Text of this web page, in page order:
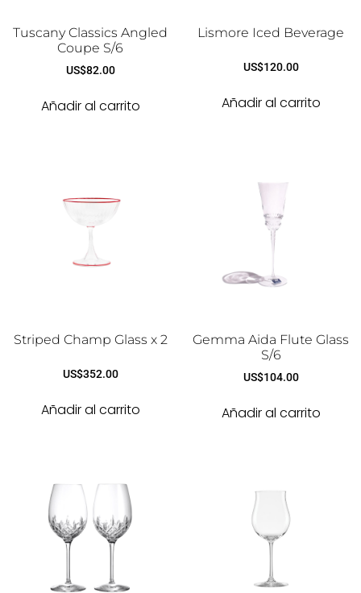
Tuscany Classics Angled
Coupe S/6
US$82.00
Añadir al carrito
Lismore Iced Beverage
US$120.00
Añadir al carrito
Striped Champ Glass x 2
US$352.00
Añadir al carrito
Gemma Aida Flute Glass
S/6
US$104.00
Añadir al carrito